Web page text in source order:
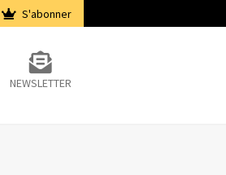
S'abonner
NEWSLETTER